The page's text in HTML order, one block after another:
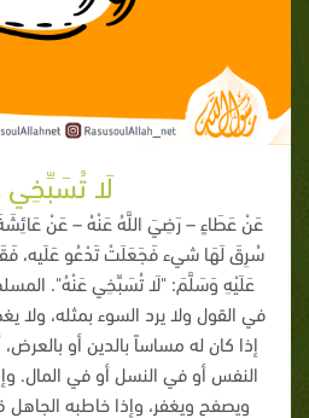
لَا تُسَبِّخِي
عَنْ عَطَاءٍ – رَضِيَ اللَّهُ عَنْهُ – عَنْ
سُرِقَ لَهَا شيء فَجَعَلَتْ تَدْعُو عَلَيه،
عَلَيْهِ وَسَلَّمَ: "لَا تُسَبِّخِي عَنْهُ".
في القول ولا يرد السوء بمثله، ولا
إذا كان له مساساً بالدين أو
النفس أو في النسل أو في المال.
ويصفح ويغفر، وإذا خاطبه الجاهل